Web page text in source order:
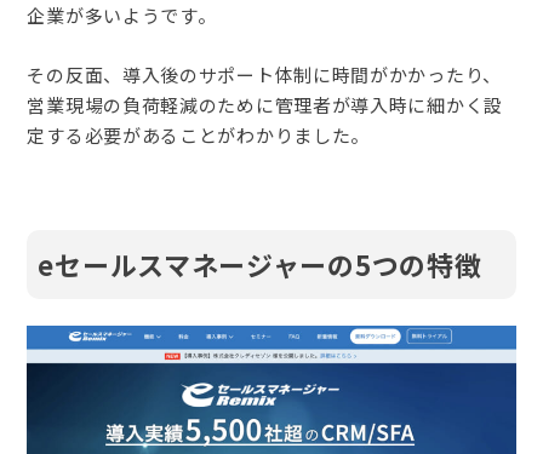
企業が多いようです。
その反面、導入後のサポート体制に時間がかかったり、
営業現場の負荷軽減のために管理者が導入時に細かく設
定する必要があることがわかりました。
eセールスマネージャーの5つの特徴